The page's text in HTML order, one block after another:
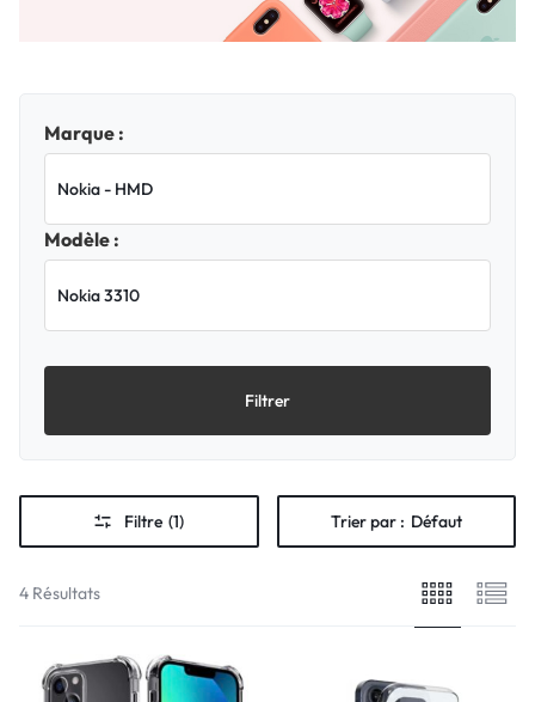
Marque :
Modèle :
Filtrer
Filtre (1) Trier par : Défaut
4 Résultats